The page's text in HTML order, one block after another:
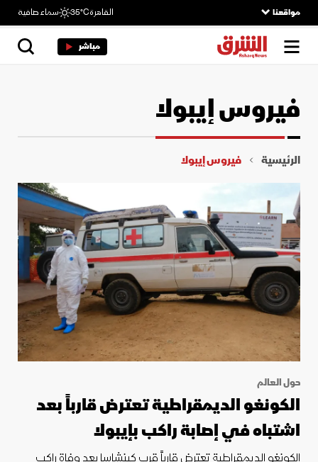
مواقعنا القاهرة35°C سماء صافية
مباشر
فيروس إيبولا
الرئيسية فيروس إيبولا
حول العالم
الكونغو الديمقراطية تعترض قارباً بعد
اشتباه في إصابة راكب بإيبولا
الكونغو الديمقراطية تعترض قارباً قرب كينشاسا بعد وفاة راكب